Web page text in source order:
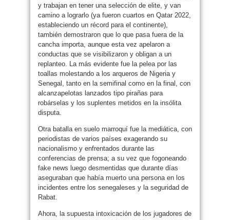
y trabajan en tener una selección de elite, y van
camino a lograrlo (ya fueron cuartos en Qatar 2022,
estableciendo un récord para el continente),
también demostraron que lo que pasa fuera de la
cancha importa, aunque esta vez apelaron a
conductas que se visibilizaron y obligan a un
replanteo. La más evidente fue la pelea por las
toallas molestando a los arqueros de Nigeria y
Senegal, tanto en la semifinal como en la final, con
alcanzapelotas lanzados tipo pirañas para
robárselas y los suplentes metidos en la insólita
disputa.
Otra batalla en suelo marroquí fue la mediática, con
periodistas de varios países exagerando su
nacionalismo y enfrentados durante las
conferencias de prensa; a su vez que fogoneando
fake news luego desmentidas que durante días
aseguraban que había muerto una persona en los
incidentes entre los senegaleses y la seguridad de
Rabat.
Ahora, la supuesta intoxicación de los jugadores de